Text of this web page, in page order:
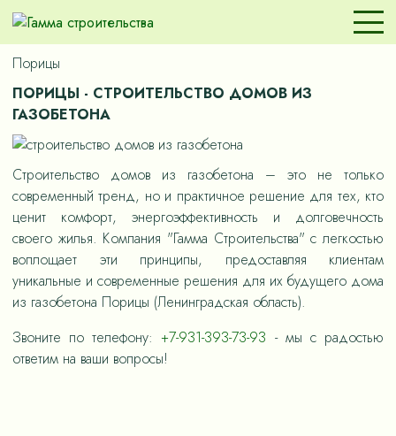
Порицы
ПОРИЦЫ - СТРОИТЕЛЬСТВО ДОМОВ ИЗ
ГАЗОБЕТОНА
Строительство домов из газобетона – это не только
современный тренд, но и практичное решение для тех, кто
ценит комфорт, энергоэффективность и долговечность
своего жилья. Компания "Гамма Строительства" с легкостью
воплощает эти принципы, предоставляя клиентам
уникальные и современные решения для их будущего дома
из газобетона Порицы (Ленинградская область).
Звоните по телефону:+7-931-393-73-93 - мы с радостью
ответим на ваши вопросы!